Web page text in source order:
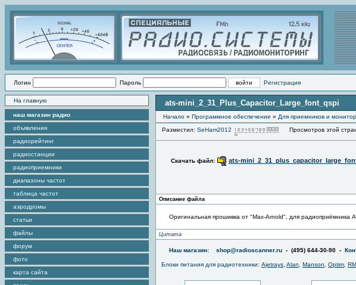
Логин Пароль Регистрация
На главную
наш магазин радио
объявления
радиорейтинг
радиостанции
радиоприемники
диапазоны частот
таблица частот
аэродромы
статьи
файлы
форум
фото
карта сайта
ats-mini_2_31_Plus_Capacitor_Large_font_qspi
Начало » Программное обеспечение » Для приемников и
Разместил: SeHam2012 Просмотров этой
Скачать файл: ats-
Описание файла
Оригинальная прошивка от "Max-Arnold", для радиоприёмника
Цитата
Наш магазин: shop@radioscanner.ru - (495) 644-30-90 -
Блоки питания для радиотехники: Ajetrays Alan Manson Optim RM